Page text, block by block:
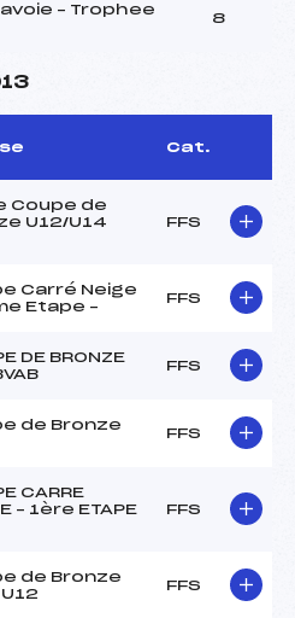
– Trophee
8
Cat.
Coupe de
U12/U14
FFS
Carré Neige
Etape –
FFS
DE BRONZE
FFS
de Bronze
FFS
CARRE
– 1ère ETAPE
FFS
de Bronze
U12
FFS